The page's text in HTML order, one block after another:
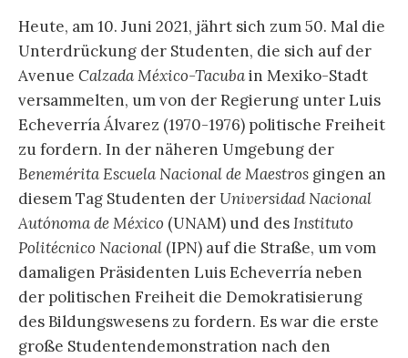
Heute, am 10. Juni 2021, jährt sich zum 50. Mal die
Unterdrückung der Studenten, die sich auf der
Avenue Calzada México-Tacubain Mexiko-Stadt
versammelten, um von der Regierung unter Luis
Echeverría Álvarez (1970-1976) politische Freiheit
zu fordern. In der näheren Umgebung der
Benemérita Escuela Nacional de Maestros gingen an
diesem Tag Studenten der Universidad Nacional
Autónoma de México (UNAM) und desInstituto
Politécnico Nacional (IPN) auf die Straße, um vom
damaligen Präsidenten Luis Echeverría neben
der politischen Freiheit die Demokratisierung
des Bildungswesens zu fordern. Es war die erste
große Studentendemonstration nach den